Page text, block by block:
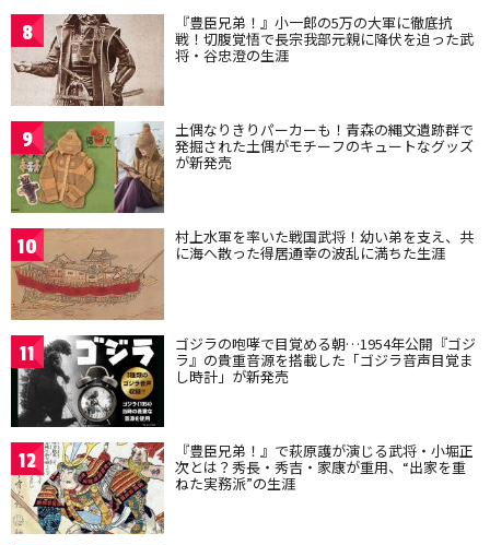
8 『豊臣兄弟！』小一郎の5万の大軍に徹底抗
戦！切腹覚悟で長宗我部元親に降伏を迫った武
将・谷忠澄の生涯
9 土偶なりきりパーカーも！青森の縄文遺跡群で
発掘された土偶がモチーフのキュートなグッズ
が新発売
10 村上水軍を率いた戦国武将！幼い弟を支え、共
に海へ散った得居通幸の波乱に満ちた生涯
11 ゴジラの咆哮で目覚める朝…1954年公開『ゴジ
ラ』の貴重音源を搭載した「ゴジラ音声目覚ま
し時計」が新発売
12 『豊臣兄弟！』で萩原護が演じる武将・小堀正
次とは？秀長・秀吉・家康が重用、“出家を重
ねた実務派”の生涯